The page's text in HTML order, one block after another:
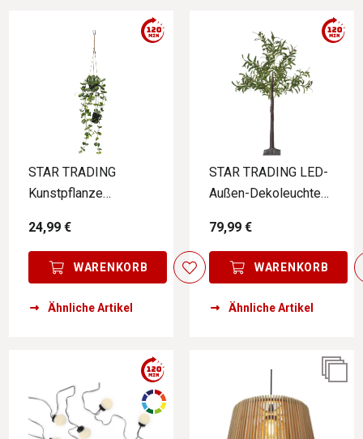
STAR TRADING
Kunstpflanze
Lichterkette LAOS
24,99 €
WARENKORB
Ähnliche Artikel
STAR TRADING LED-
Außen-Dekoleuchte
79,99 €
WARENKORB
Ähnliche Artikel